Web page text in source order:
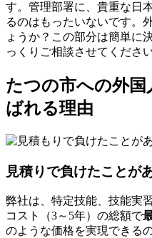
す。管理部署に、貴重な日
るのはもったいないです。
ょうか？この部分は簡単に
っくりご相談させてください
たつの市への外国
ばれる理由
見積りで負けたことが
弊社は、特定技能、技能実
コスト（3～5年）の総額で
のような価格を実現できる